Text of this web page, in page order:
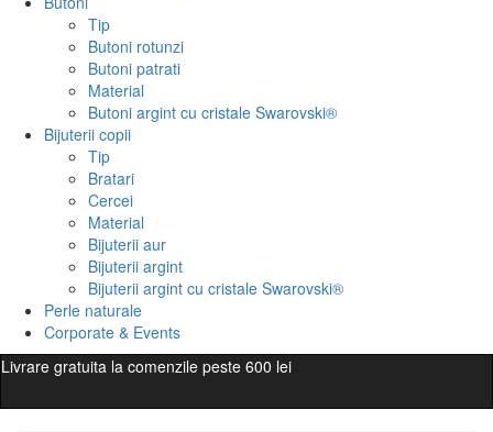
Tip
Butoni rotunzi
Butoni patrati
Material
Butoni argint cu cristale Swarovski®
Bijuterii copii
Tip
Bratari
Cercei
Material
Bijuterii aur
Bijuterii argint
Bijuterii argint cu cristale Swarovski®
Perle naturale
Corporate & Events
Livrare gratuita la comenzile peste 600 lei